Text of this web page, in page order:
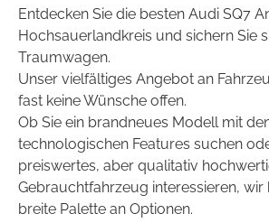
Entdecken Sie die besten Audi SQ7
Hochsauerlandkreis und sichern Sie
Traumwagen.
Unser vielfältiges Angebot an
fast keine Wünsche offen.
Ob Sie ein brandneues Modell mit
technologischen Features suchen
preiswertes, aber qualitativ
Gebrauchtfahrzeug interessieren, wir
breite Palette an Optionen.